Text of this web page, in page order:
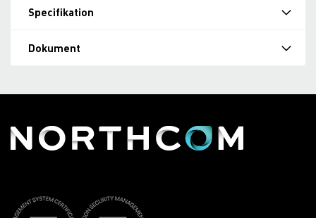
Specifikation
Dokument